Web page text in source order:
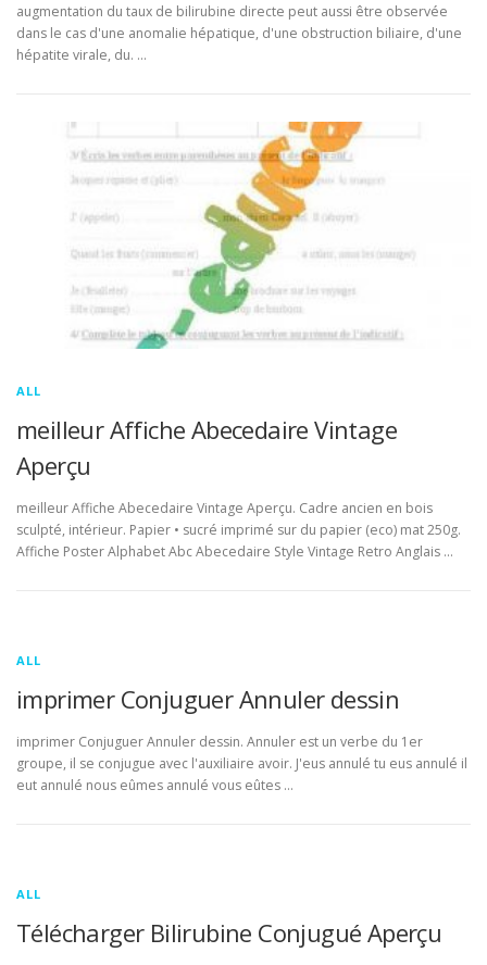
augmentation du taux de bilirubine directe peut aussi être observée
dans le cas d'une anomalie hépatique, d'une obstruction biliaire, d'une
hépatite virale, du. …
ALL
meilleur Affiche Abecedaire Vintage
Aperçu
meilleur Affiche Abecedaire Vintage Aperçu. Cadre ancien en bois
sculpté, intérieur. Papier • sucré imprimé sur du papier (eco) mat 250g.
Affiche Poster Alphabet Abc Abecedaire Style Vintage Retro Anglais …
ALL
imprimer Conjuguer Annuler dessin
imprimer Conjuguer Annuler dessin. Annuler est un verbe du 1er
groupe, il se conjugue avec l'auxiliaire avoir. J'eus annulé tu eus annulé il
eut annulé nous eûmes annulé vous eûtes …
ALL
Télécharger Bilirubine Conjugué Aperçu